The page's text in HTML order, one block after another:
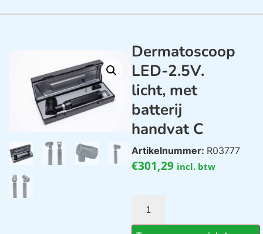
Dermatoscoop
LED-2.5V.
licht, met
batterij
handvat C
Artikelnummer: R03777
€301,29 incl. btw